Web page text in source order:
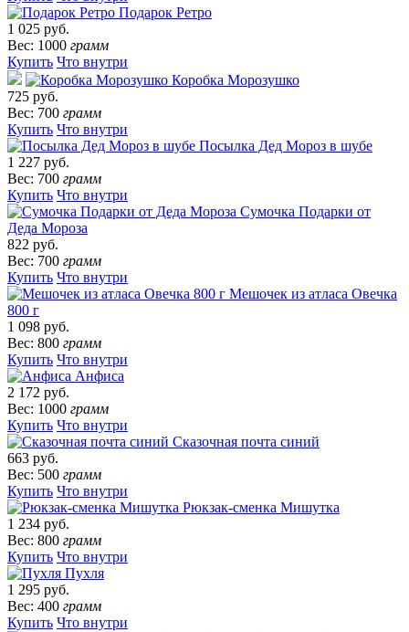
Подарок Ретро
1 025 руб.
Вес: 1000 грамм
Купить Что внутри
Коробка Морозушко
725 руб.
Вес: 700 грамм
Купить Что внутри
Посылка Дед Мороз в шубе
1 227 руб.
Вес: 700 грамм
Купить Что внутри
Сумочка Подарки от
Деда Мороза
822 руб.
Вес: 700 грамм
Купить Что внутри
Мешочек из атласа Овечка
800 г
1 098 руб.
Вес: 800 грамм
Купить Что внутри
Анфиса
2 172 руб.
Вес: 1000 грамм
Купить Что внутри
Сказочная почта синий
663 руб.
Вес: 500 грамм
Купить Что внутри
Рюкзак-сменка Мишутка
1 234 руб.
Вес: 800 грамм
Купить Что внутри
Пухля
1 295 руб.
Вес: 400 грамм
Купить Что внутри